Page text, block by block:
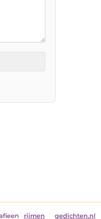
rijmen gedichten.nl